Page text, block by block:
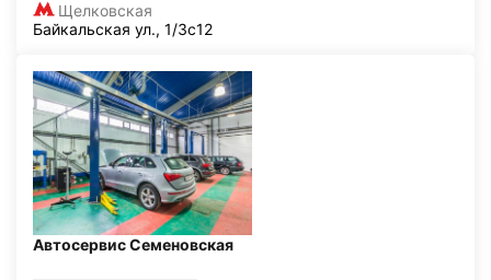
Щелковская
Байкальская ул., 1/3с12
Автосервис Семеновская